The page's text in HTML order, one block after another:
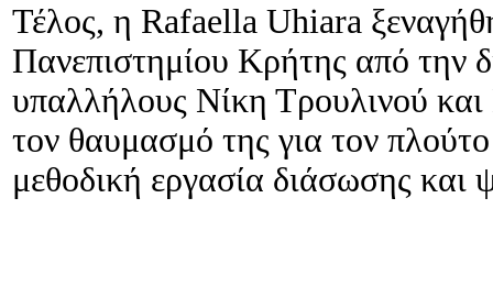
Τέλος, η Rafaella Uhiara
Πανεπιστημίου Κρήτης από την
υπαλλήλους Νίκη Τρουλινού
τον θαυμασμό της για τον
μεθοδική εργασία διάσωσης και